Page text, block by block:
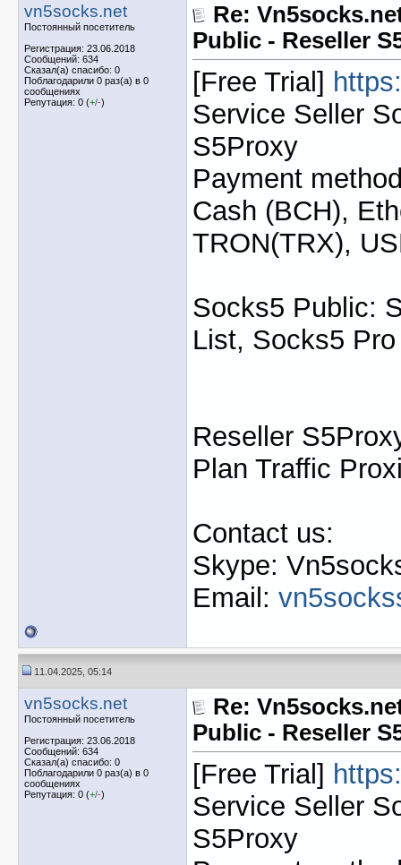
vn5socks.net
Постоянный посетитель
Регистрация: 23.06.2018
Сообщений: 634
Сказал(а) спасибо: 0
Поблагодарили 0 раз(а) в 0
сообщениях
Репутация: 0 (+/-)
Re:
Public - Reseller
[Free Trial]
Service Seller
S5Proxy
Payment
Cash (BCH),
TRON(TRX),
Socks5 Public:
List, Socks5 Pro
Reseller
Plan Traffic
Contact us:
Skype:
Email:
11.04.2025, 05:14
vn5socks.net
Постоянный посетитель
Регистрация: 23.06.2018
Сообщений: 634
Сказал(а) спасибо: 0
Поблагодарили 0 раз(а) в 0
сообщениях
Репутация: 0 (+/-)
Re:
Public - Reseller
[Free Trial]
Service Seller
S5Proxy